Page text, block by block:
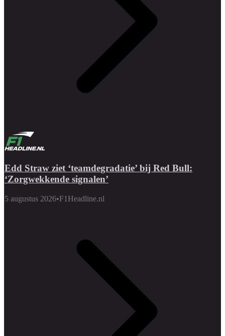
Edd Straw ziet ‘teamdegradatie’ bij Red Bull:
‘Zorgwekkende signalen’
5 augustus 2026•F1Headline.nl